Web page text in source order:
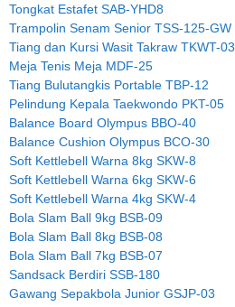
Tongkat Estafet SAB-YHD8
Trampolin Senam Senior TSS-125-GW
Tiang dan Kursi Wasit Takraw TKWT-03
Meja Tenis Meja MDF-25
Tiang Bulutangkis Portable TBP-12
Pelindung Kepala Taekwondo PKT-05
Balance Board Olympus BBO-40
Balance Cushion Olympus BCO-30
Soft Kettlebell Warna 8kg SKW-8
Soft Kettlebell Warna 6kg SKW-6
Soft Kettlebell Warna 4kg SKW-4
Bola Slam Ball 9kg BSB-09
Bola Slam Ball 8kg BSB-08
Bola Slam Ball 7kg BSB-07
Sandsack Berdiri SSB-180
Gawang Sepakbola Junior GSJP-03